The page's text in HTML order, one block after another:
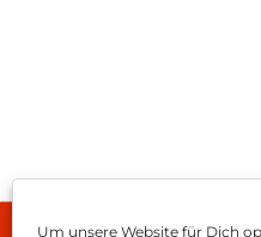
Um unsere Website für Dich